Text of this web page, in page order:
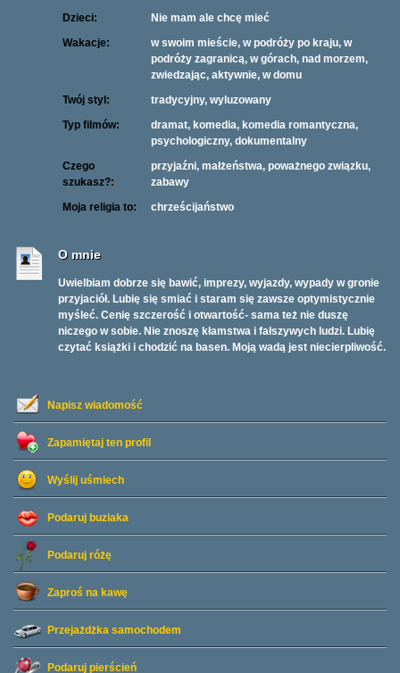
Napisz wiadomość
Zapamiętaj ten profil
Wyślij uśmiech
Podaruj buziaka
Podaruj różę
Zaproś na kawę
Przejażdżka samochodem
Podaruj pierścień
Dzieci:
Nie mam ale chcę mieć
Wakacje:
w swoim mieście, w podróży po kraju, w
podróży zagranicą, w górach, nad morzem,
zwiedzając, aktywnie, w domu
Twój styl:
tradycyjny, wyluzowany
Typ filmów:
dramat, komedia, komedia romantyczna,
psychologiczny, dokumentalny
Czego
szukasz?:
przyjaźni, małżeństwa, poważnego związku,
zabawy
Moja religia to:
chrześcijaństwo
O mnie
Uwielbiam dobrze się bawić, imprezy, wyjazdy, wypady w gronie
przyjaciół. Lubię się smiać i staram się zawsze optymistycznie
myśleć. Cenię szczerość i otwartość- sama też nie duszę
niczego w sobie. Nie znoszę kłamstwa i fałszywych ludzi. Lubię
czytać książki i chodzić na basen. Moją wadą jest niecierpliwość.